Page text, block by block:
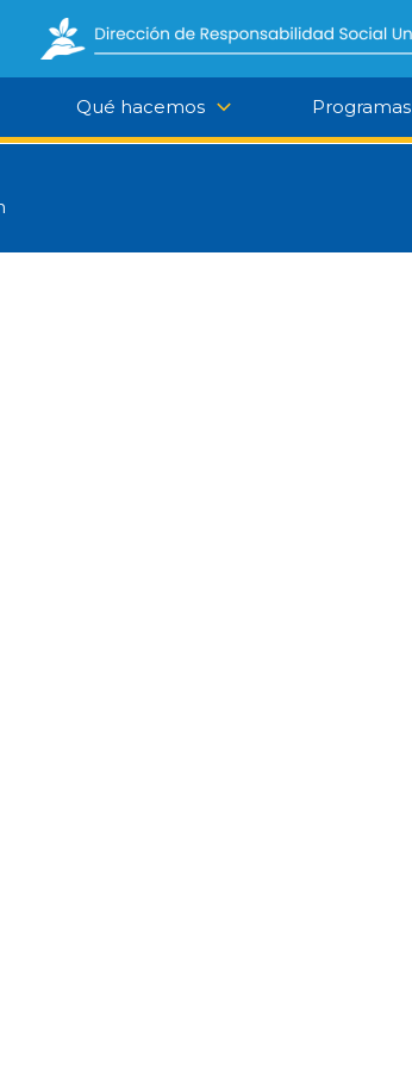
Qué hacemos Programas